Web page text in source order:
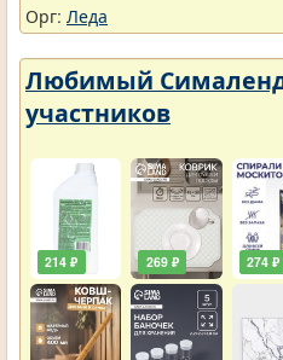
Орг: Леда
Любимый Сималенд
участников
214 ₽ 269 ₽ 274 ₽